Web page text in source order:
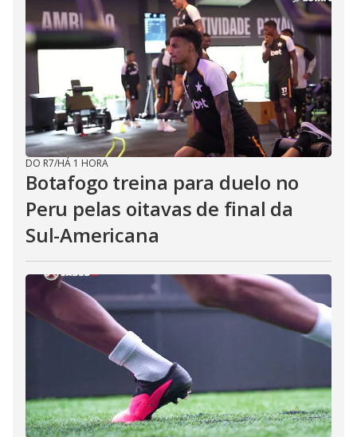
DO R7/HÁ 1 HORA
Botafogo treina para duelo no
Peru pelas oitavas de final da
Sul-Americana